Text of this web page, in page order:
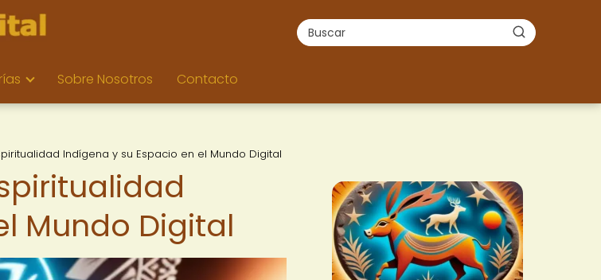
Sobre Nosotros Contacto
Indígena y su Espacio en el Mundo Digital
Mundo Digital